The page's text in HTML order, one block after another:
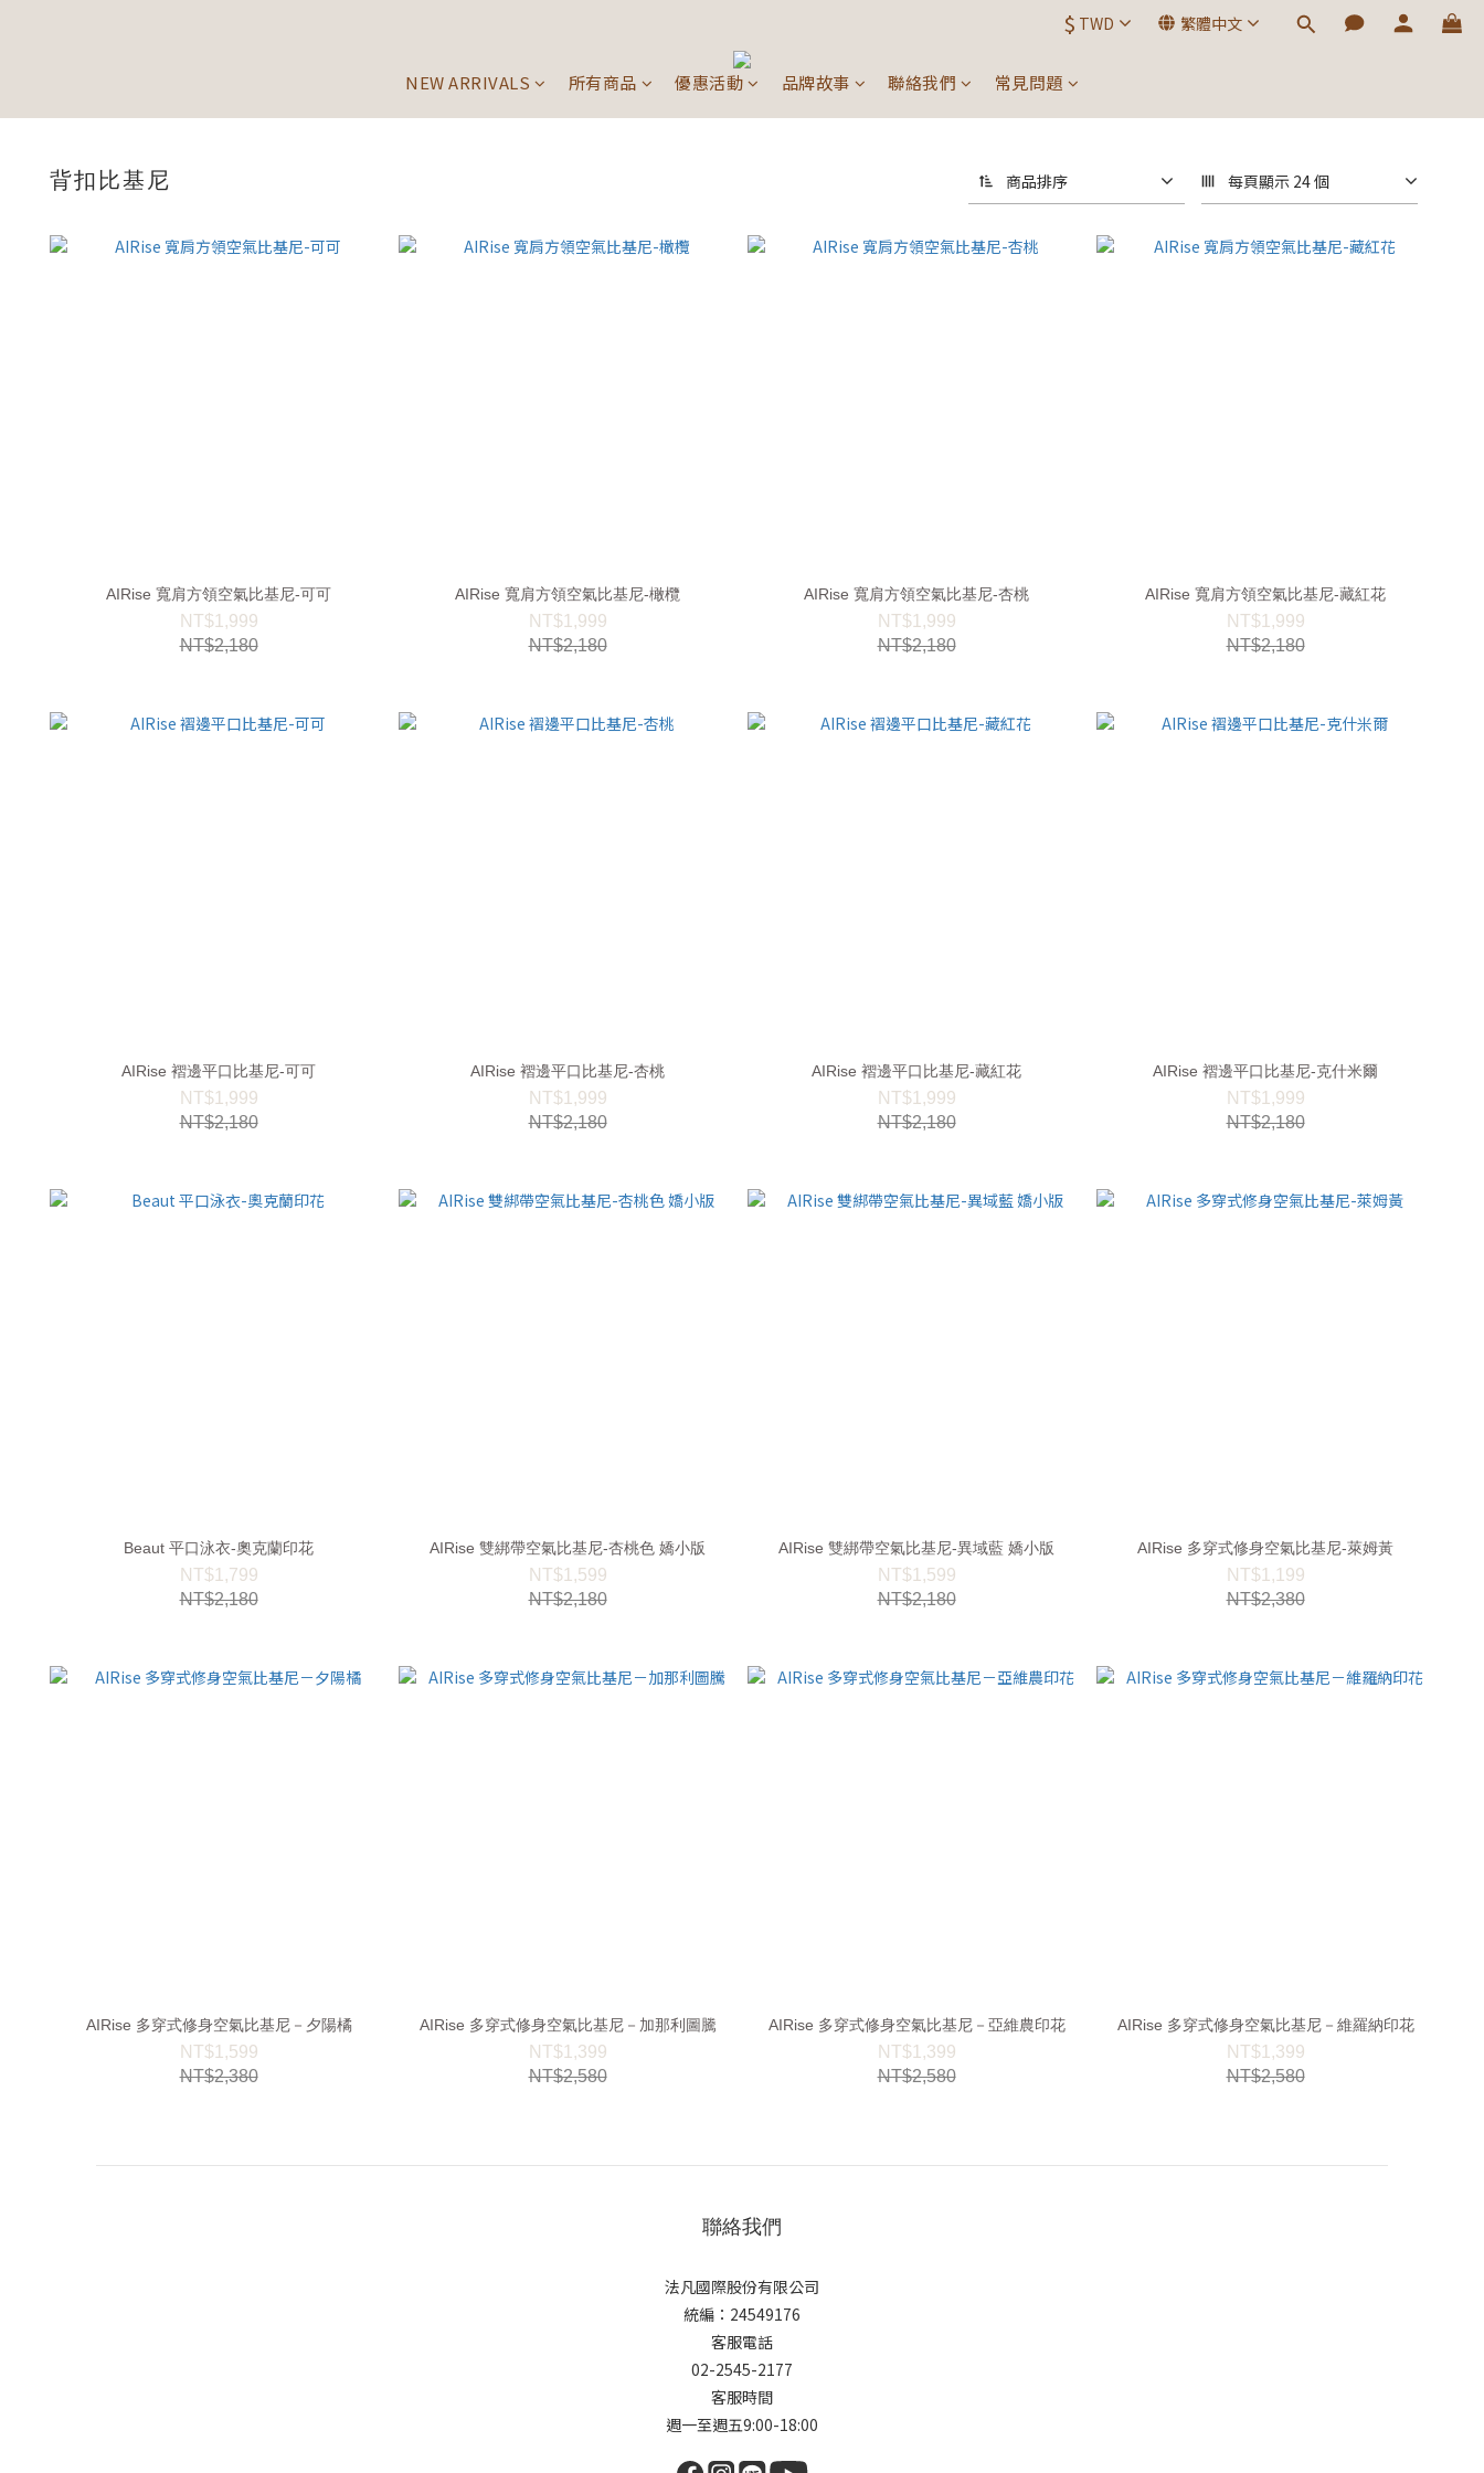
$ TWD 繁體中文
NEW ARRIVALS 所有商品 優惠活動 品牌故事 聯絡我們 常見問題
背扣比基尼 商品排序 每頁顯示 24 個
AIRise 寬肩方領空氣比基尼-可可
NT$1,999
NT$2,180
AIRise 寬肩方領空氣比基尼-橄欖
NT$1,999
NT$2,180
AIRise 寬肩方領空氣比基尼-杏桃
NT$1,999
NT$2,180
AIRise 寬肩方領空氣比基尼-藏紅花
NT$1,999
NT$2,180
AIRise 褶邊平口比基尼-可可
NT$1,999
NT$2,180
AIRise 褶邊平口比基尼-杏桃
NT$1,999
NT$2,180
AIRise 褶邊平口比基尼-藏紅花
NT$1,999
NT$2,180
AIRise 褶邊平口比基尼-克什米爾
NT$1,999
NT$2,180
Beaut 平口泳衣-奧克蘭印花
NT$1,799
NT$2,180
AIRise 雙綁帶空氣比基尼-杏桃色 嬌小版
NT$1,599
NT$2,180
AIRise 雙綁帶空氣比基尼-異域藍 嬌小版
NT$1,599
NT$2,180
AIRise 多穿式修身空氣比基尼-萊姆黃
NT$1,199
NT$2,380
AIRise 多穿式修身空氣比基尼－夕陽橘
NT$1,599
NT$2,380
AIRise 多穿式修身空氣比基尼－加那利圖騰
NT$1,399
NT$2,580
AIRise 多穿式修身空氣比基尼－亞維農印花
NT$1,399
NT$2,580
AIRise 多穿式修身空氣比基尼－維羅納印花
NT$1,399
NT$2,580
聯絡我們
法凡國際股份有限公司
統編：24549176
客服電話
02-2545-2177
客服時間
週一至週五9:00-18:00